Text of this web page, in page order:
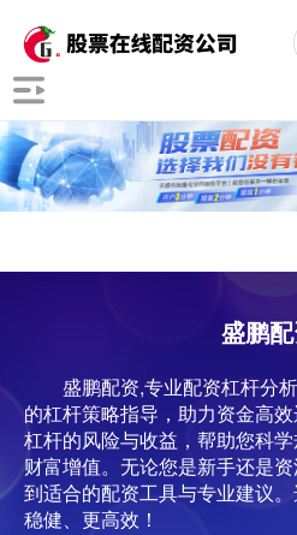
盛鹏
盛鹏配资,专业配资杠杆分
的杠杆策略指导，助力资金高
杠杆的风险与收益，帮助您科
财富增值。无论您是新手还是
到适合的配资工具与专业建议
稳健、更高效！